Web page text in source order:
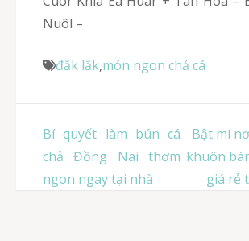
Nuôl –
đắk lắk,món ngon chả cá
Điều
hướng
bài
Bí quyết làm bún cá
chả Đồng Nai thơm
ngon ngay tại nhà
Bật mí
khuôn
giá rẻ